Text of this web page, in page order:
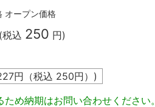
オープン価格
込 250 円)
円（税込 250円）)
め納期はお問い合わせください。